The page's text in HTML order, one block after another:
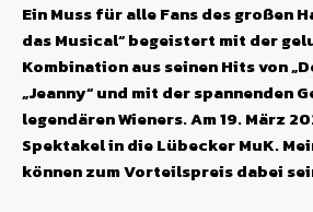
Ein Muss für alle Fans des großen
das Musical“ begeistert mit der
Kombination aus seinen Hits von
„Jeanny“ und mit der spannenden
legendären Wieners. Am 19. März
Spektakel in die Lübecker MuK.
können zum Vorteilspreis dabei